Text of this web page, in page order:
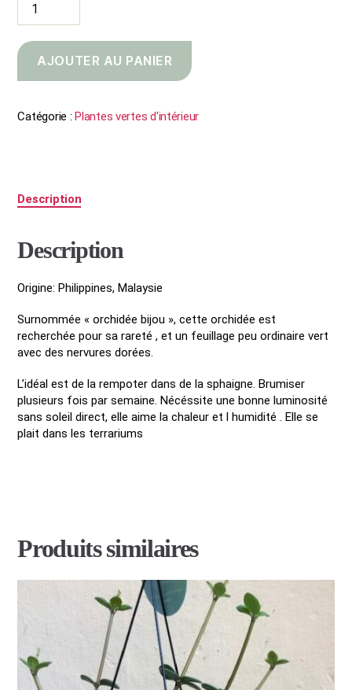
Macodes
petola
AJOUTER AU PANIER
Catégorie :Plantes vertes d'intérieur
Description
Description
Origine: Philippines, Malaysie
Surnommée « orchidée bijou », cette orchidée est
recherchée pour sa rareté , et un feuillage peu ordinaire vert
avec des nervures dorées.
L’idéal est de la rempoter dans de la sphaigne. Brumiser
plusieurs fois par semaine. Nécéssite une bonne luminosité
sans soleil direct, elle aime la chaleur et l humidité . Elle se
plait dans les terrariums
Produits similaires